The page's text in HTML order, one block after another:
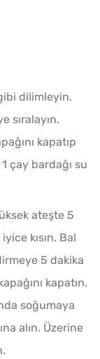
dilimleyin.
sıralayın.
kapatıp
çay bardağı su
ateşte 5
kısın. Bal
5 dakika
kapatın.
soğumaya
alın. Üzerine